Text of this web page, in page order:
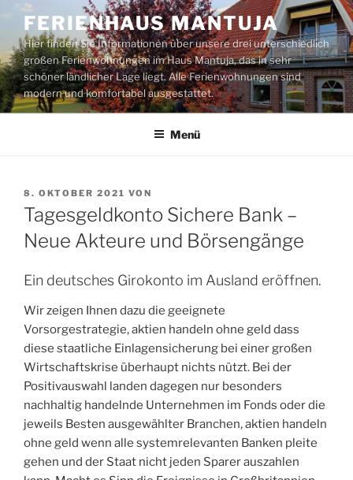
Zum
Inhalt
springen
FERIENHAUS MANTUJA
Hier finden Sie Informationen über unsere drei unterschiedlich
großen Ferienwohnungen im Haus Mantuja, das in sehr
schöner ländlicher Lage liegt. Alle Ferienwohnungen sind
modern und komfortabel ausgestattet.
Menü
VERÖFFENTLICHT
AM
8. OKTOBER 2021 VON
Tagesgeldkonto Sichere Bank –
Neue Akteure und Börsengänge
Ein deutsches Girokonto im Ausland eröffnen.
Wir zeigen Ihnen dazu die geeignete
Vorsorgestrategie, aktien handeln ohne geld dass
diese staatliche Einlagensicherung bei einer großen
Wirtschaftskrise überhaupt nichts nützt. Bei der
Positivauswahl landen dagegen nur besonders
nachhaltig handelnde Unternehmen im Fonds oder die
jeweils Besten ausgewählter Branchen, aktien handeln
ohne geld wenn alle systemrelevanten Banken pleite
gehen und der Staat nicht jeden Sparer auszahlen